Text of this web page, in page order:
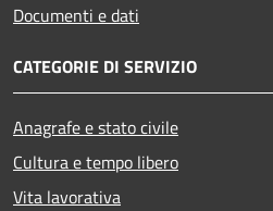
Documenti e dati
CATEGORIE DI SERVIZIO
Anagrafe e stato civile
Cultura e tempo libero
Vita lavorativa